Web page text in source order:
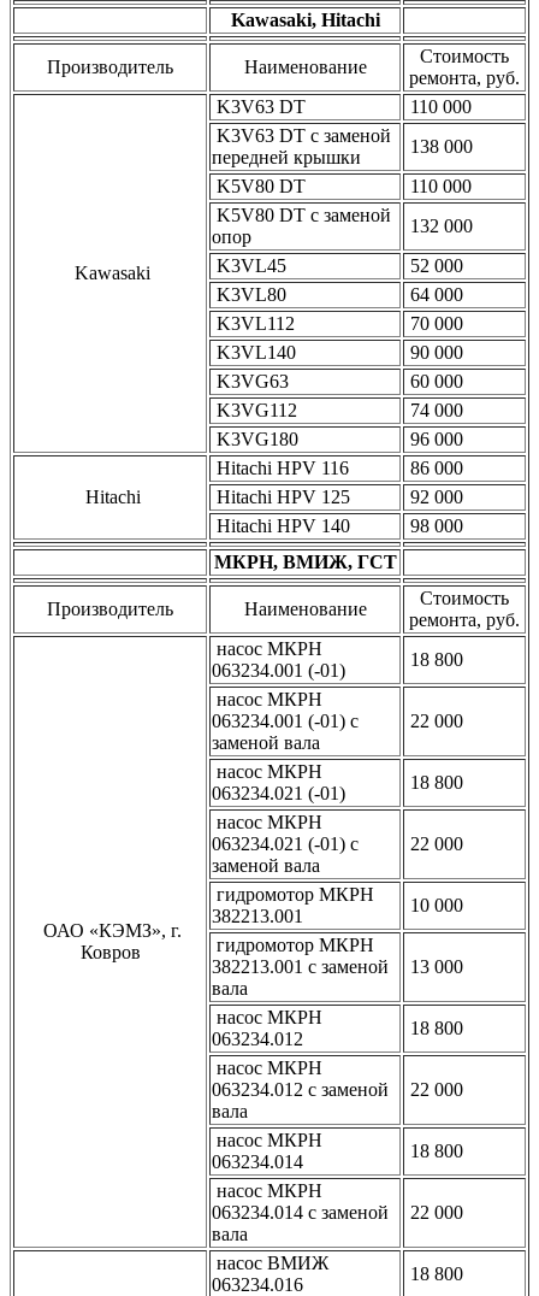
Kawasaki, Hitachi
Производитель Наименование
Стоимость
ремонта, руб.
Kawasaki
K3V63 DT
110 000
K3V63 DT с заменой
передней крышки
138 000
K5V80 DT
110 000
K5V80 DT с заменой
опор
132 000
K3VL45
52 000
K3VL80
64 000
K3VL112
70 000
K3VL140
90 000
K3VG63
60 000
K3VG112
74 000
K3VG180
96 000
Hitachi
Hitachi HPV 116
86 000
Hitachi HPV 125
92 000
Hitachi HPV 140
98 000
МКРН, ВМИЖ, ГСТ
Производитель Наименование
Стоимость
ремонта, руб.
ОАО «КЭМЗ», г.
Ковров
насос МКРН
063234.001 (-01)
18 800
насос МКРН
063234.001 (-01) с
заменой вала
22 000
насос МКРН
063234.021 (-01)
18 800
насос МКРН
063234.021 (-01) с
заменой вала
22 000
гидромотор МКРН
382213.001
10 000
гидромотор МКРН
382213.001 с заменой
вала
13 000
насос МКРН
063234.012
18 800
насос МКРН
063234.012 с заменой
вала
22 000
насос МКРН
063234.014
18 800
насос МКРН
063234.014 с заменой
вала
22 000
насос ВМИЖ
063234.016
18 800